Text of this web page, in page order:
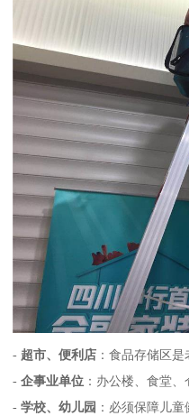
- 超市、便利店 ：食品存储区是
-企事业单位 ：办公楼、食堂、
-学校、幼儿园 ：必须保障儿童